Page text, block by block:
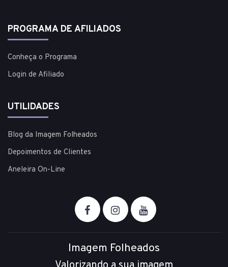
PROGRAMA DE AFILIADOS
Conheça o Programa
Login de Afiliado
UTILIDADES
Blog da Imagem Folheados
Depoimentos de Clientes
Aneleira On-Line
Imagem Folheados